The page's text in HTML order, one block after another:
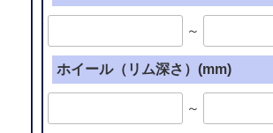
～
ホイール（リム深さ）(mm)
～